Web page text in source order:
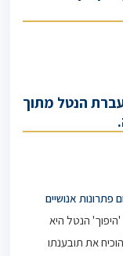
הנטל מתוך
פתרונות אנושיים
'היפוך' הנטל היא
את תובענתו